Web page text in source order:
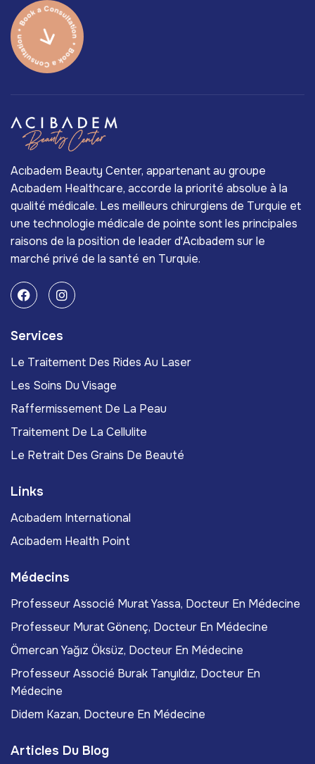
Acıbadem Beauty Center, appartenant au groupe
Acıbadem Healthcare, accorde la priorité absolue à la
qualité médicale. Les meilleurs chirurgiens de Turquie et
une technologie médicale de pointe sont les principales
raisons de la position de leader d'Acıbadem sur le
marché privé de la santé en Turquie.
Services
Le Traitement Des Rides Au Laser
Les Soins Du Visage
Raffermissement De La Peau
Traitement De La Cellulite
Le Retrait Des Grains De Beauté
Links
Acıbadem International
Acıbadem Health Point
Médecins
Professeur Associé Murat Yassa, Docteur En Médecine
Professeur Murat Gönenç, Docteur En Médecine
Ömercan Yağız Öksüz, Docteur En Médecine
Professeur Associé Burak Tanyıldız, Docteur En
Médecine
Didem Kazan, Docteure En Médecine
Articles Du Blog